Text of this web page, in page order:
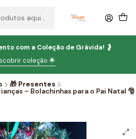
com a Coleção de Grávida! 🤰
coleção 🌟
🎁 Presentes
– Bolachinhas para o Pai Natal 🎅